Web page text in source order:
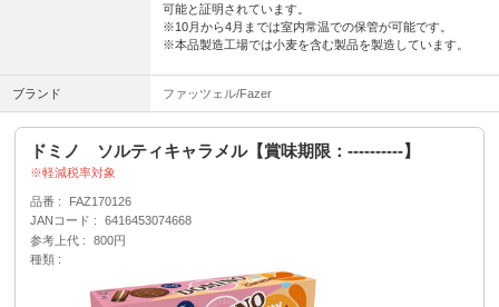
可能と証明されています。
※10月から4月までは室内常温での保管が可能です。
※本品製造工場では小麦を含む製品を製造しています。
ブランド ファッツェル/Fazer
ドミノ ソルティキャラメル【賞味期限：----------】
軽減税率対象
品番
FAZ170126
JANコード
6416453074668
参考上代
800円
種類